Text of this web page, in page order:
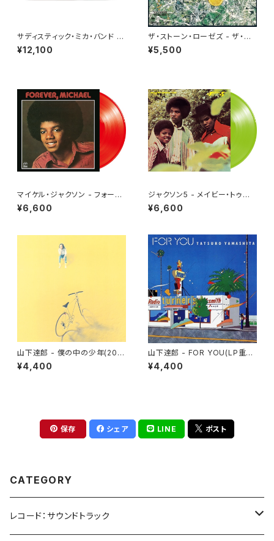
サディスティック・ミカ・バンド -
黒船[100％ Pure LP](2LP重
量盤+7")
¥12,100
ザ・ストーン・ローゼズ - ザ・ス
トーン・ローゼズ(LP)
¥5,500
マイケル・ジャクソン - フォーエ
ヴァー・マイケル[クリア・レッド]
(LP重量盤)
¥6,600
ジャクソン5 - メイビー・トゥモ
ロー [さよならは言わないで](L
P重量盤)
¥6,600
山下達郎 - 僕の中の少年(202
5 Vinyl Edition)[完全生産限
定](LP重量盤)
¥4,400
山下達郎 - FOR YOU(LP重量
盤)
¥4,400
保存 シェア LINE ポスト
CATEGORY
レコード：サウンドトラック